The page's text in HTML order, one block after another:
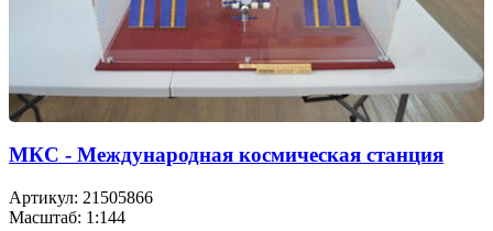
МКС - Международная космическая станция
Артикул: 21505866
Масштаб: 1:144